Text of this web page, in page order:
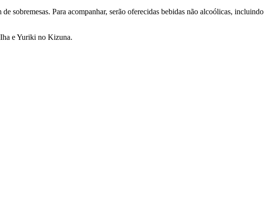
sobremesas. Para acompanhar, serão oferecidas bebidas não alcoólicas, incluindo
e Yuriki no Kizuna.